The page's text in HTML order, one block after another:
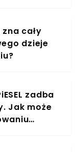
cały
dzieje
zadba
Jak może